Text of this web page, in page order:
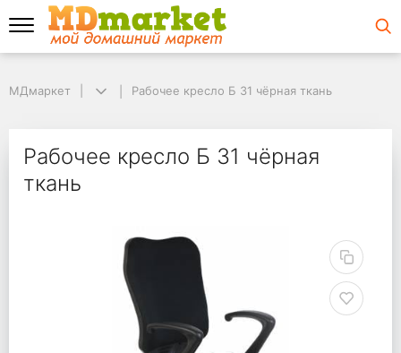
Рабочее кресло Б 31 чёрная ткань
МДмаркет Рабочее кресло Б 31 чёрная ткань
Рабочее кресло Б 31 чёрная
ткань